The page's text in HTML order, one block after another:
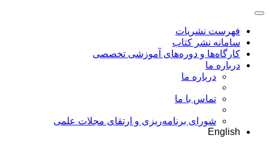
فهرست نشریات
سامانه نشر کتاب
کارگاه‌ها و دوره‌های آموزشی تخصصی
درباره ما
درباره ما
تماس با ما
شورای برنامه‌ریزی و ارتقای مجلات علمی
English